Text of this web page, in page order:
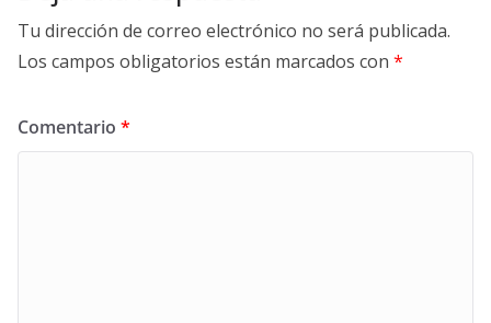
Tu dirección de correo electrónico no será publicada.
Los campos obligatorios están marcados con *
Comentario *